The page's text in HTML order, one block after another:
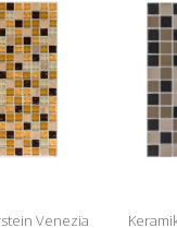
Venezia